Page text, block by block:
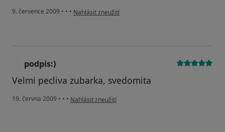
9. července 2009 • • • podle názoru uživatele renata
Nahlásit zneužití
podpis:)
Velmi pecliva zubarka, svedomita
19. června 2009 • • • podle názoru uživatele podpis:)
Nahlásit zneužití